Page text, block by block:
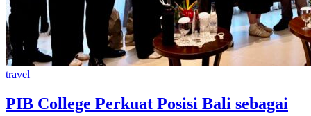
travel
PIB College Perkuat Posisi Bali sebagai